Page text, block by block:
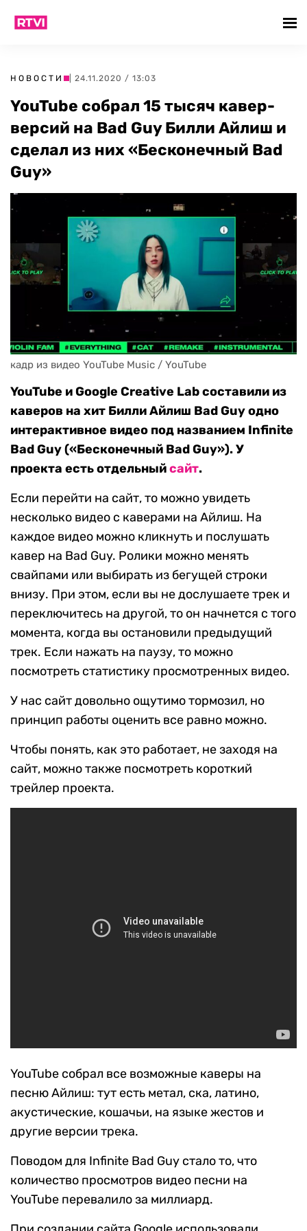
НОВОСТИ | 24.11.2020 / 13:03
YouTube собрал 15 тысяч кавер-
версий на Bad Guy Билли Айлиш и
сделал из них «Бесконечный Bad
Guy»
кадр из видео YouTube Musiс / YouTube
YouTube и Google Creative Lab составили из
каверов на хит Билли Айлиш Bad Guy одно
интерактивное видео под названием Infinite
Bad Guy («Бесконечный Bad Guy»). У
проекта есть отдельныйсайт.
Если перейти на сайт, то можно увидеть
несколько видео с каверами на Айлиш. На
каждое видео можно кликнуть и послушать
кавер на Bad Guy. Ролики можно менять
свайпами или выбирать из бегущей строки
внизу. При этом, если вы не дослушаете трек и
переключитесь на другой, то он начнется с того
момента, когда вы остановили предыдущий
трек. Если нажать на паузу, то можно
посмотреть статистику просмотренных видео.
У нас сайт довольно ощутимо тормозил, но
принцип работы оценить все равно можно.
Чтобы понять, как это работает, не заходя на
сайт, можно также посмотреть короткий
трейлер проекта.
YouTube собрал все возможные каверы на
песню Айлиш: тут есть метал, ска, латино,
акустические, кошачьи, на языке жестов и
другие версии трека.
Поводом для Infinite Bad Guy стало то, что
количество просмотров видео песни на
YouTube перевалило за миллиард.